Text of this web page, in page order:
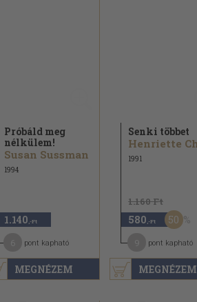
MEGNÉZEM
Próbáld meg
nélkülem!
Susan Sussman
1994
1.140 ,-Ft
pont kapható
MEGNÉZEM
Senki többet
1991
1.160 Ft
580 ,-Ft 50
pont kapható